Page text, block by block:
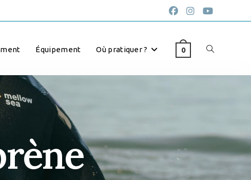
Équipement Où pratiquer ? 0